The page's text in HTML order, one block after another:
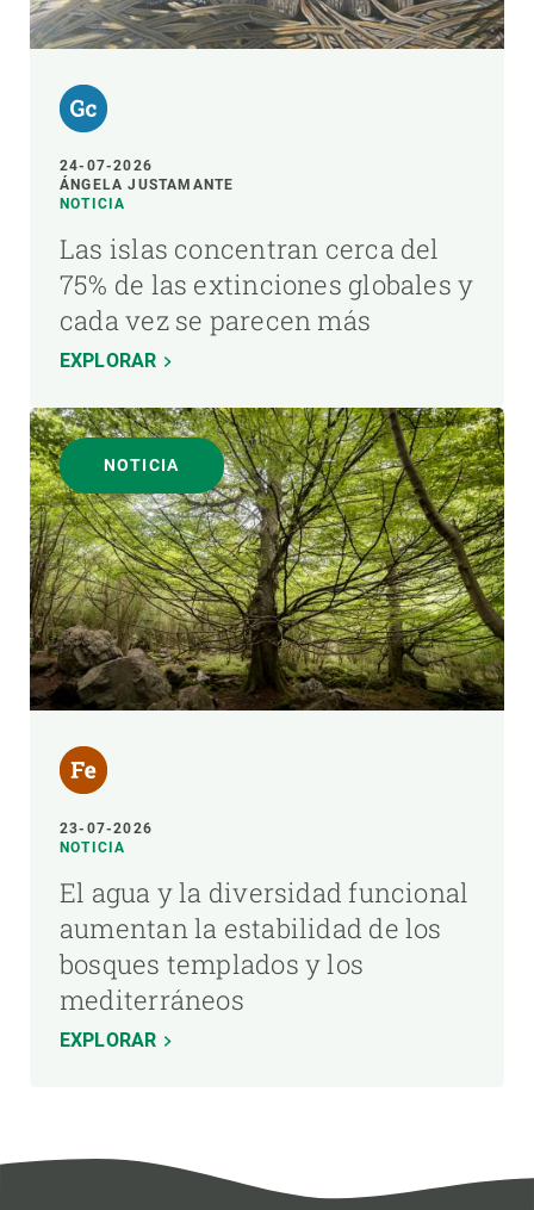
24-07-2026
ÁNGELA JUSTAMANTE
NOTICIA
Las islas concentran cerca del
75% de las extinciones globales y
cada vez se parecen más
EXPLORAR
NOTICIA
23-07-2026
NOTICIA
El agua y la diversidad funcional
aumentan la estabilidad de los
bosques templados y los
mediterráneos
EXPLORAR